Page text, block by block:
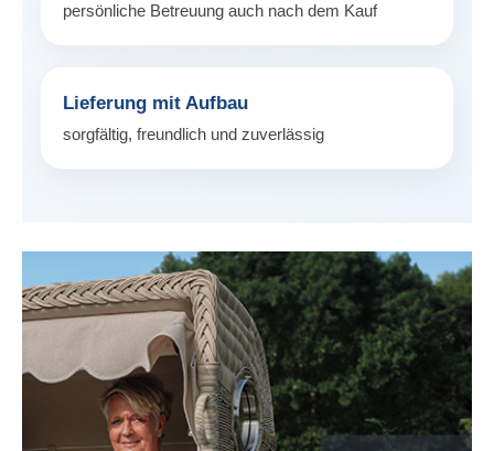
persönliche Betreuung auch nach dem Kauf
Lieferung mit Aufbau
sorgfältig, freundlich und zuverlässig